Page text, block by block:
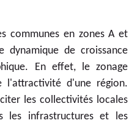
communes en zones A et
de croissance
En effet, le zonage
l'attractivité d'une région.
les collectivités locales
les infrastructures et les